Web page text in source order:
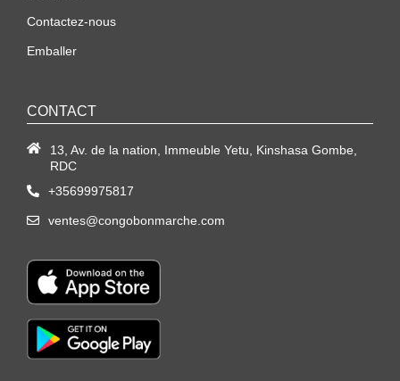
Contactez-nous
Emballer
CONTACT
13, Av. de la nation, Immeuble Yetu, Kinshasa Gombe,
RDC
+35699975817
ventes@congobonmarche.com